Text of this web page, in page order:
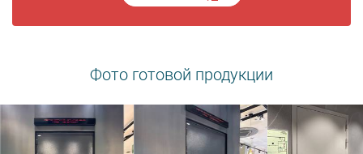
Фото готовой продукции